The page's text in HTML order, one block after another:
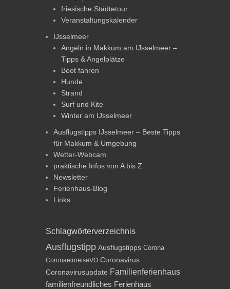
friesische Städtetour
Veranstaltungskalender
IJsselmeer
Angeln in Makkum am IJsselmeer –
Tipps & Angelplätze
Boot fahren
Hunde
Strand
Surf und Kite
Winter am IJsselmeer
Ausflugstipps IJsselmeer – Beste Tipps
für Makkum & Umgebung
Wetter-Webcam
praktische Infos von A bis Z
Newsletter
Ferienhaus-Blog
Links
Schlagwörterverzeichnis
Ausflugstipp Ausflugstipps Corona
CoronaeinreiseVO Coronavirus
Coronavirusupdate Familienferienhaus
familienfreundliches Ferienhaus